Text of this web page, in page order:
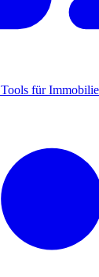
Tools für